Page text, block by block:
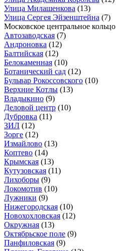
Улица Милашенкова (13)
Улица Сергея Эйзенштейна (7)
Московское центральное кольцо
Автозаводская (7)
Андроновка (12)
Балтийская (12)
Белокаменная (10)
Ботанический сад (12)
Бульвар Рокоссовского (10)
Верхние Котлы (13)
Владыкино (9)
Деловой центр (10)
Дубровка (11)
ЗИЛ (12)
Зорге (12)
Измайлово (13)
Коптево (14)
Крымская (13)
Кутузовская (11)
Лихоборы (9)
Локомотив (10)
Лужники (9)
Нижегородская (10)
Новохохловская (12)
Окружная (13)
Октябрьское поле (9)
Панфиловская (9)